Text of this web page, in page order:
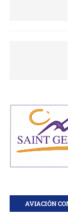
AVIACIÓN